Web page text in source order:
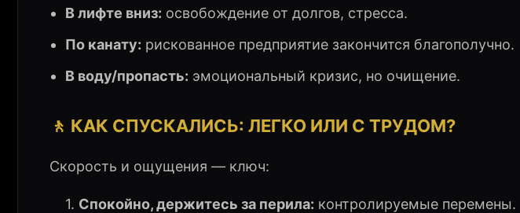
В лифте вниз: освобождение от долгов, стресса.
По канату: рискованное предприятие закончится благополучно.
В воду/пропасть: эмоциональный кризис, но очищение.
🚶 КАК СПУСКАЛИСЬ: ЛЕГКО ИЛИ С ТРУДОМ?
Скорость и ощущения — ключ:
1. Спокойно, держитесь за перила: контролируемые перемены.